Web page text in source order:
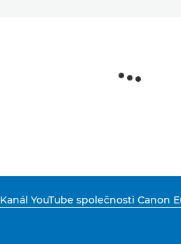
Kanál YouTube společnosti Canon